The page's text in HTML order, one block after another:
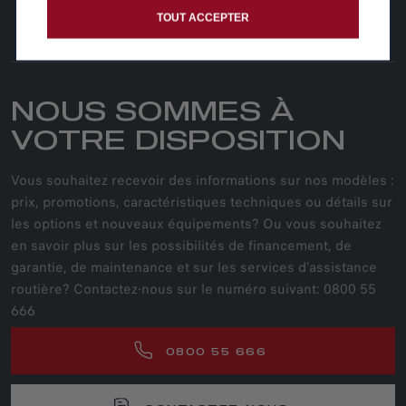
NOUS SOMMES À
VOTRE DISPOSITION
Vous souhaitez recevoir des informations sur nos modèles :
prix, promotions, caractéristiques techniques ou détails sur
les options et nouveaux équipements? Ou vous souhaitez
en savoir plus sur les possibilités de financement, de
garantie, de maintenance et sur les services d'assistance
routière? Contactez-nous sur le numéro suivant: 0800 55
666
0800 55 666
TOUT ACCEPTER